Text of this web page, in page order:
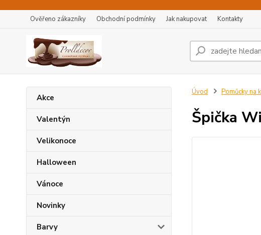
Ověřeno zákazníky Obchodní podmínky Jak nakupovat Kontakty
Akce
Valentýn
Velikonoce
Halloween
Vánoce
Novinky
Barvy
Úvod Pomůcky na
Špička